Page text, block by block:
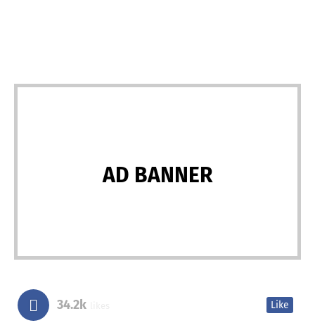
AD BANNER
34.2k Like